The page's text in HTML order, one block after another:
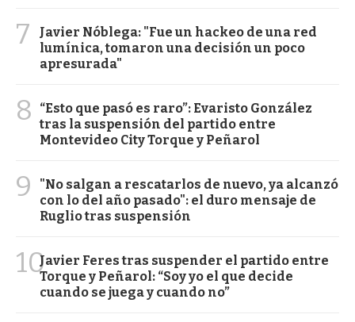
7
Javier Nóblega: "Fue un hackeo de una red
lumínica, tomaron una decisión un poco
apresurada"
8
“Esto que pasó es raro”: Evaristo González
tras la suspensión del partido entre
Montevideo City Torque y Peñarol
9
"No salgan a rescatarlos de nuevo, ya alcanzó
con lo del año pasado": el duro mensaje de
Ruglio tras suspensión
10Javier Feres tras suspender el partido entre
Torque y Peñarol: “Soy yo el que decide
cuando se juega y cuando no”